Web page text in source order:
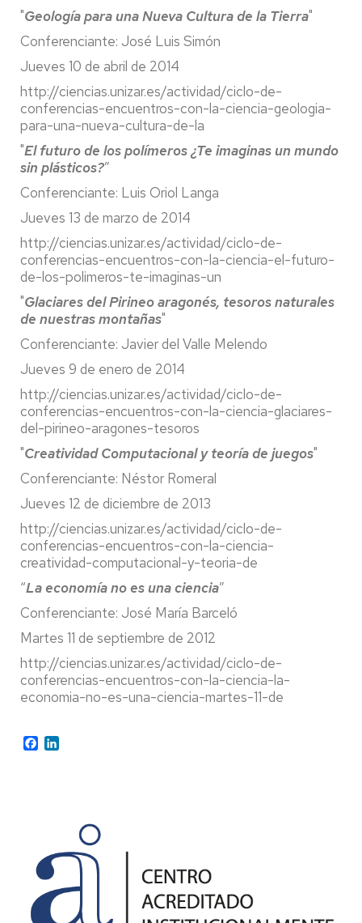
"Geología para una Nueva Cultura de la Tierra"
Conferenciante: José Luis Simón
Jueves 10 de abril de 2014
http://ciencias.unizar.es/actividad/ciclo-de-
conferencias-encuentros-con-la-ciencia-geologia-
para-una-nueva-cultura-de-la
"El futuro de los polímeros ¿Te imaginas un mundo
sin plásticos?”
Conferenciante: Luis Oriol Langa
Jueves 13 de marzo de 2014
http://ciencias.unizar.es/actividad/ciclo-de-
conferencias-encuentros-con-la-ciencia-el-futuro-
de-los-polimeros-te-imaginas-un
"Glaciares del Pirineo aragonés, tesoros naturales
de nuestras montañas"
Conferenciante: Javier del Valle Melendo
Jueves 9 de enero de 2014
http://ciencias.unizar.es/actividad/ciclo-de-
conferencias-encuentros-con-la-ciencia-glaciares-
del-pirineo-aragones-tesoros
"Creatividad Computacional y teoría de juegos"
Conferenciante: Néstor Romeral
Jueves 12 de diciembre de 2013
http://ciencias.unizar.es/actividad/ciclo-de-
conferencias-encuentros-con-la-ciencia-
creatividad-computacional-y-teoria-de
“La economía no es una ciencia”
Conferenciante: José María Barceló
Martes 11 de septiembre de 2012
http://ciencias.unizar.es/actividad/ciclo-de-
conferencias-encuentros-con-la-ciencia-la-
economia-no-es-una-ciencia-martes-11-de
Facebook